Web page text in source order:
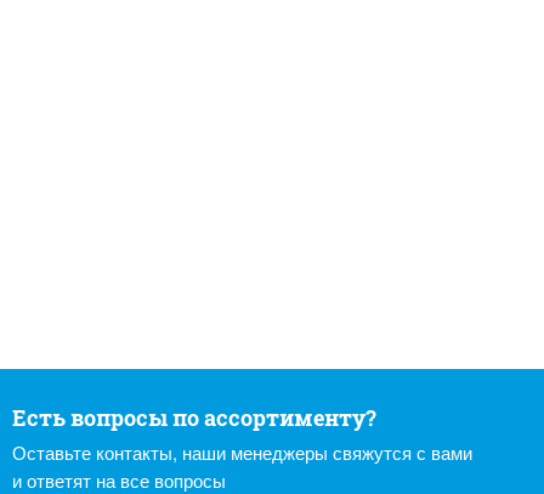
Есть вопросы по ассортименту?
Оставьте контакты, наши менеджеры свяжутся с вами
и ответят на все вопросы